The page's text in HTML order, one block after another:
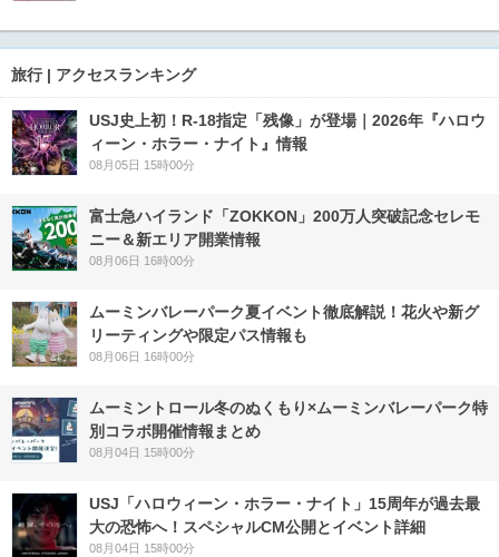
旅行 | アクセスランキング
USJ史上初！R-18指定「残像」が登場｜2026年『ハロウ
ィーン・ホラー・ナイト』情報
08月05日 15時00分
富士急ハイランド「ZOKKON」200万人突破記念セレモ
ニー＆新エリア開業情報
08月06日 16時00分
ムーミンバレーパーク夏イベント徹底解説！花火や新グ
リーティングや限定パス情報も
08月06日 16時00分
ムーミントロール冬のぬくもり×ムーミンバレーパーク特
別コラボ開催情報まとめ
08月04日 15時00分
USJ「ハロウィーン・ホラー・ナイト」15周年が過去最
大の恐怖へ！スペシャルCM公開とイベント詳細
08月04日 15時00分